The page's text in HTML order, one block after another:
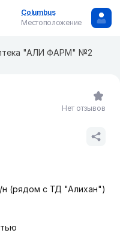
Columbus
Местоположение
"АЛИ ФАРМ" №2
н (рядом с ТД "Алихан")
Нет отзывов